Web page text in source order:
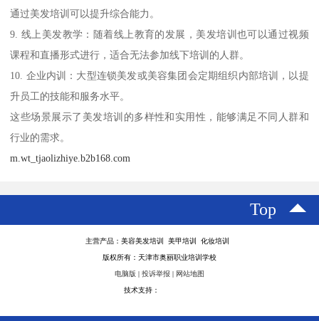
通过美发培训可以提升综合能力。
9. 线上美发教学：随着线上教育的发展，美发培训也可以通过视频
课程和直播形式进行，适合无法参加线下培训的人群。
10. 企业内训：大型连锁美发或美容集团会定期组织内部培训，以提
升员工的技能和服务水平。
这些场景展示了美发培训的多样性和实用性，能够满足不同人群和
行业的需求。
m.wt_tjaolizhiye.b2b168.com
Top
主营产品：美容美发培训 美甲培训 化妆培训
版权所有：天津市奥丽职业培训学校
电脑版 | 投诉举报 | 网站地图
技术支持：